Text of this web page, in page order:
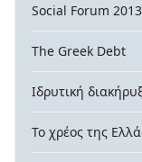
Social Forum
The Greek Debt
Ιδρυτική
Το χρέος της